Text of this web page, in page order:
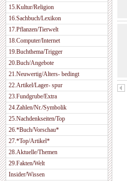
15.Kultur/Religion
16.Sachbuch/Lexikon
17.Pflanzen/Tierwelt
18.Computer/Internet
19.Buchthema/Trigger
20.Buch/Angebote
21.Neuwertig/Alters- bedingt
22.Artikel/Lager- spur
23.Fundgrube/Extra
24.Zahlen/Nr./Symbolik
25.Nachdenkseiten/Top
26.*Buch/Vorschau*
27.*Top/Artikel*
28.Aktuelle/Themen
29.Fakten/Welt
Insider/Wissen